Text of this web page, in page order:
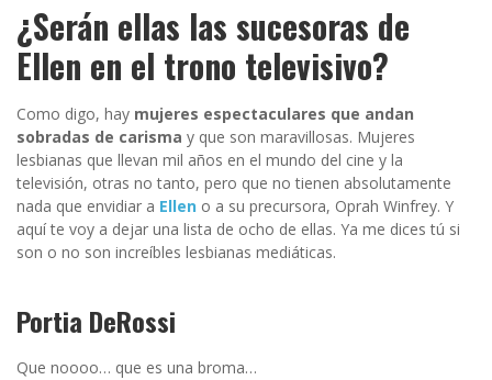
¿Serán ellas las sucesoras de
Ellen en el trono televisivo?
Como digo, hay mujeres espectaculares que andan
sobradas de carisma y que son maravillosas. Mujeres
lesbianas que llevan mil años en el mundo del cine y la
televisión, otras no tanto, pero que no tienen absolutamente
nada que envidiar a Ellen o a su precursora, Oprah Winfrey. Y
aquí te voy a dejar una lista de ocho de ellas. Ya me dices tú si
son o no son increíbles lesbianas mediáticas.
Portia DeRossi
Que noooo… que es una broma…